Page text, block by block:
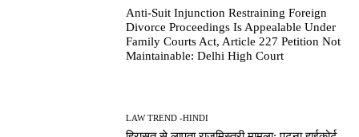
Anti-Suit Injunction Restraining Foreign
Divorce Proceedings Is Appealable Under
Family Courts Act, Article 227 Petition Not
Maintainable: Delhi High Court
LAW TREND -HINDI